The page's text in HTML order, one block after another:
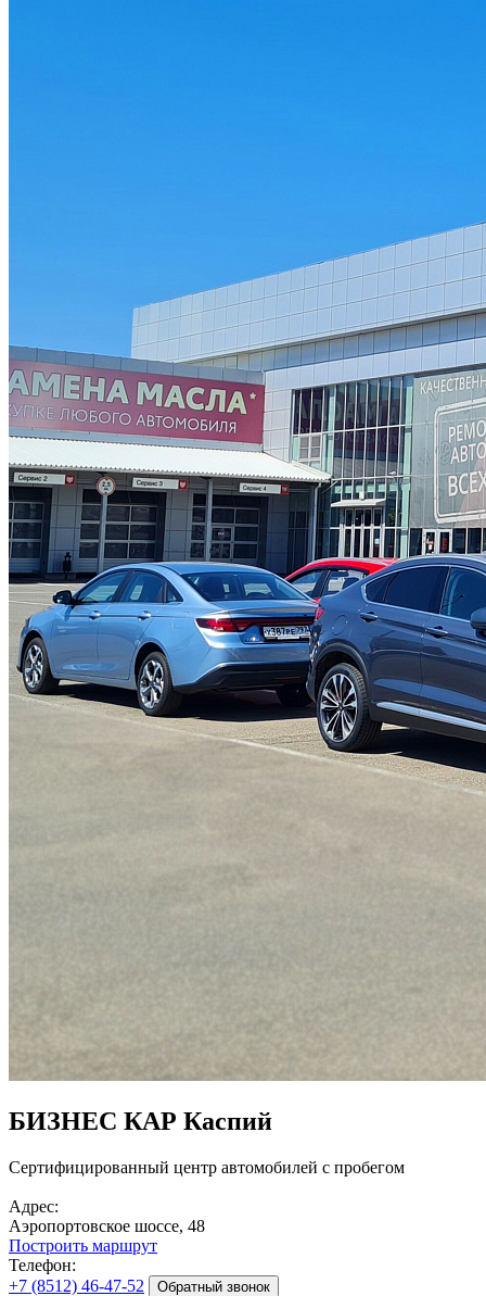
БИЗНЕС КАР Каспий
Сертифицированный центр автомобилей с пробегом
Адрес:
Аэропортовское шоссе, 48
Построить маршрут
Телефон:
+7 (8512) 46-47-52
Обратный звонок